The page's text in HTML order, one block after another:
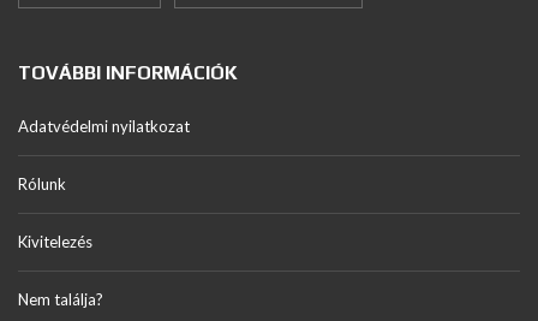
TOVÁBBI INFORMÁCIÓK
Adatvédelmi nyilatkozat
Rólunk
Kivitelezés
Nem találja?